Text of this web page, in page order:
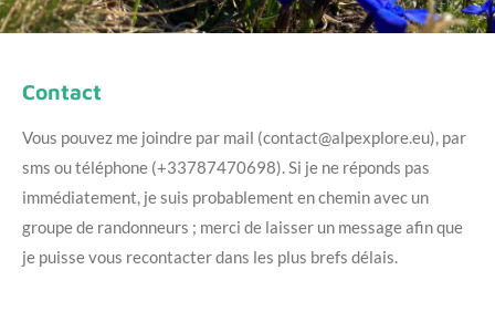
Contact
Vous pouvez me joindre par mail (contact@alpexplore.eu), par
sms ou téléphone (+33787470698). Si je ne réponds pas
immédiatement, je suis probablement en chemin avec un
groupe de randonneurs ; merci de laisser un message afin que
je puisse vous recontacter dans les plus brefs délais.